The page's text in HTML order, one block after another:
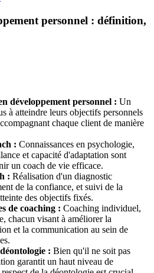
personnel : définition,
développement personnel : Un
à atteindre leurs objectifs personnels
chaque client de manière
: Connaissances en psychologie,
et capacité d'adaptation sont
un coach de vie efficace.
: Réalisation d'un diagnostic
de la confiance, et suivi de la
des objectifs fixés.
de coaching : Coaching individuel,
chacun visant à améliorer la
et la communication au sein de
: Bien qu'il ne soit pas
garantit un haut niveau de